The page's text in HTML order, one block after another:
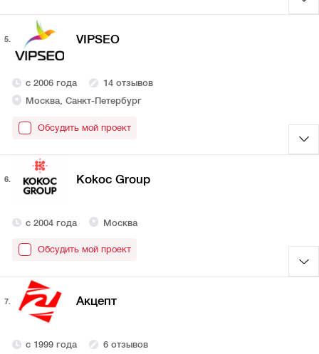
5. VIPSEO
с 2006 года
14 отзывов
Москва, Санкт-Петербург
Обсудить мой проект
6. Kokoc Group
с 2004 года Москва
Обсудить мой проект
7. Акцепт
с 1999 года
6 отзывов